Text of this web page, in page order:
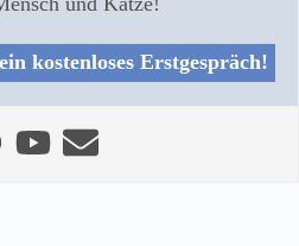
kostenloses Erstgespräch!